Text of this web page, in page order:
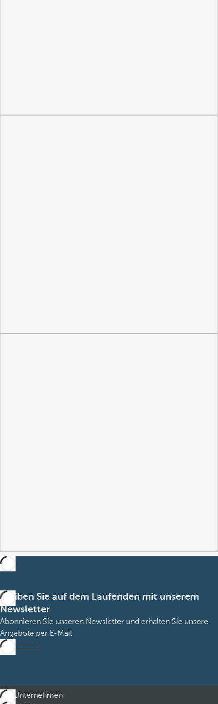
Bleiben Sie auf dem Laufenden mit unserem
Newsletter
Abonnieren Sie unseren Newsletter und erhalten Sie unsere
Angebote per E-Mail
Abonnieren
Unternehmen